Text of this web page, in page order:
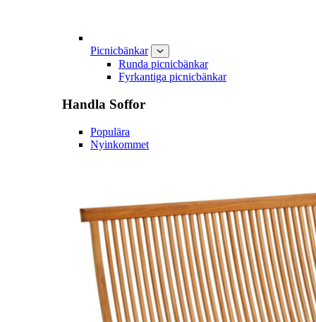
Picnicbänkar
Runda picnicbänkar
Fyrkantiga picnicbänkar
Handla Soffor
Populära
Nyinkommet